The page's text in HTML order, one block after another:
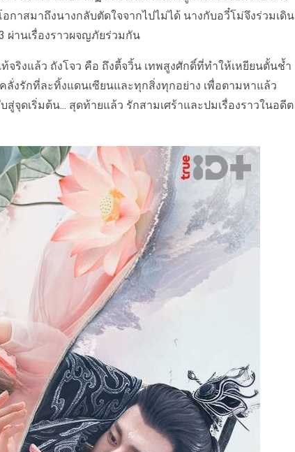
กาสมาถึงนางกลับตัดใจจากไปไม่ได้ นางกับอวี๋โม่จึงร่วมเดิน
ผ่านเรื่องราวผจญภัยร่วมกัน
ริงแล้ว ถังโจว คือ ถึงตี้จวิ้น เทพสูงศักดิ์ที่ทำให้เหยียนตั้นช้ำ
งรักที่ละทิ้งแดนเซียนและทุกสิ่งทุกอย่าง เพื่อตามหาแล้ว
จุดเริ่มต้น... สุดท้ายแล้ว รักสามเศร้าและปมเรื่องราวในอดีต